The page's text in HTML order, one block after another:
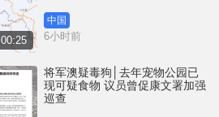
00:25
中国
6小时前
将军澳疑毒狗│去年宠物公园已
现可疑食物 议员曾促康文署加强
巡查